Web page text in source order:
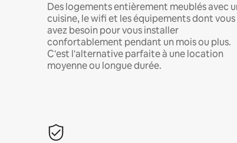
Des logements entièrement meublés avec
cuisine, le wifi et les équipements dont vous
avez besoin pour vous installer
confortablement pendant un mois ou plus.
C'est l'alternative parfaite à une location
moyenne ou longue durée.